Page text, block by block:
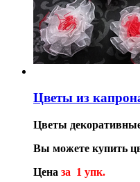
Цветы из
Цветы
Вы можете купить
Цена за 1 упк.